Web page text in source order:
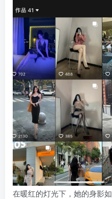
在暖红的灯光下，她的身影